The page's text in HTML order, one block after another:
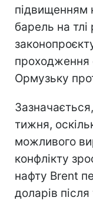
підвищенням
барель на тлі
проходження
Ормузьку
тижня,
можливого
конфлікту
нафту Brent
доларів